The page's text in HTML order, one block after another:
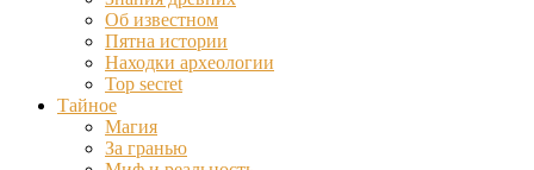
Об известном
Пятна истории
Находки археологии
Top secret
Тайное
Магия
За гранью